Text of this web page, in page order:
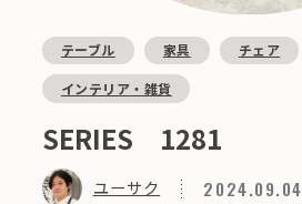
テーブル 家具 チェア
インテリア・雑貨
SERIES 1281
ユーサク 2024.09.04